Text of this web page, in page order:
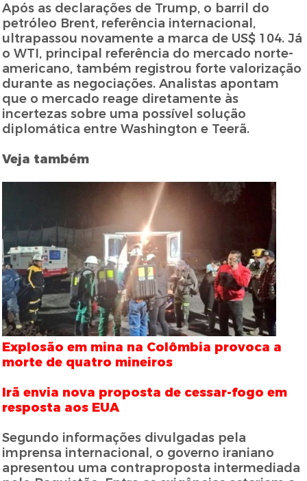
Após as declarações de Trump, o barril do
petróleo Brent, referência internacional,
ultrapassou novamente a marca de US$ 104. Já
o WTI, principal referência do mercado norte-
americano, também registrou forte valorização
durante as negociações. Analistas apontam
que o mercado reage diretamente às
incertezas sobre uma possível solução
diplomática entre Washington e Teerã.
Veja também
Explosão em mina na Colômbia provoca a
morte de quatro mineiros
Irã envia nova proposta de cessar-fogo em
resposta aos EUA
Segundo informações divulgadas pela
imprensa internacional, o governo iraniano
apresentou uma contraproposta intermediada